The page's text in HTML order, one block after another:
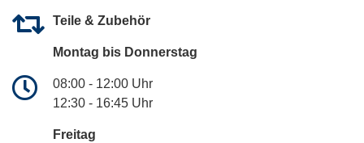
Teile & Zubehör
Montag bis Donnerstag
08:00 - 12:00 Uhr
12:30 - 16:45 Uhr
Freitag